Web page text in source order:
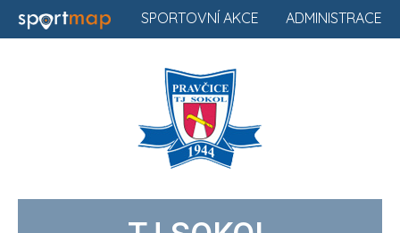
ADMINISTRACE
SPORTOVNÍ AKCE